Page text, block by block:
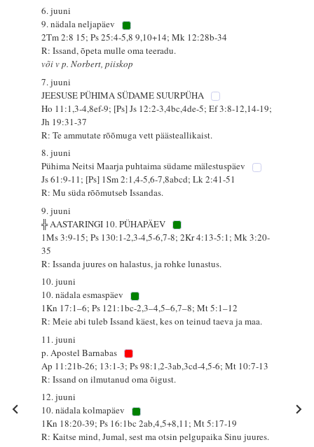
6. juuni
9. nädala neljapäev
2Tm 2:8 15; Ps 25:4-5,8 9,10+14; Mk 12:28b-34
R: Issand, õpeta mulle oma teeradu.
või v p. Norbert, piiskop
7. juuni
JEESUSE PÜHIMA SÜDAME SUURPÜHA
Ho 11:1,3-4,8ef-9; [Ps] Js 12:2-3,4bc,4de-5; Ef 3:8-12,14-19;
Jh 19:31-37
R: Te ammutate rõõmuga vett päästeallikaist.
8. juuni
Pühima Neitsi Maarja puhtaima südame mälestuspäev
Js 61:9-11; [Ps] 1Sm 2:1,4-5,6-7,8abcd; Lk 2:41-51
R: Mu süda rõõmutseb Issandas.
9. juuni
╬ AASTARINGI 10. PÜHAPÄEV
1Ms 3:9-15; Ps 130:1-2,3-4,5-6,7-8; 2Kr 4:13-5:1; Mk 3:20-
35
R: Issanda juures on halastus, ja rohke lunastus.
10. juuni
10. nädala esmaspäev
1Kn 17:1–6; Ps 121:1bc-2,3–4,5–6,7–8; Mt 5:1–12
R: Meie abi tuleb Issand käest, kes on teinud taeva ja maa.
11. juuni
p. Apostel Barnabas
Ap 11:21b-26; 13:1-3; Ps 98:1,2-3ab,3cd-4,5-6; Mt 10:7-13
R: Issand on ilmutanud oma õigust.
12. juuni
10. nädala kolmapäev
1Kn 18:20-39; Ps 16:1bc 2ab,4,5+8,11; Mt 5:17-19
R: Kaitse mind, Jumal, sest ma otsin pelgupaika Sinu juures.